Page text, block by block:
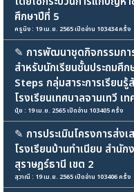
ศึกษาปีที่ 5
ครูนิง : 19 เม.ย. 2565 เปิดอ่าน 103434 ครั้ง
✎ การพัฒนาชุดกิจกรรมกา
สำหรับนักเรียนชั้นประถมศึก
Steps กลุ่มสาระการเรียน
โรงเรียนเทศบาลจามเทวี เ
นุ้ย : 19 เม.ย. 2565 เปิดอ่าน 103405 ครั้ง
✎ การประเมินโครงการส่
โรงเรียนบ้านทำเนียบ สำนั
สุราษฎร์ธานี เขต 2
สุวาณี : 19 เม.ย. 2565 เปิดอ่าน 103406 ครั้ง